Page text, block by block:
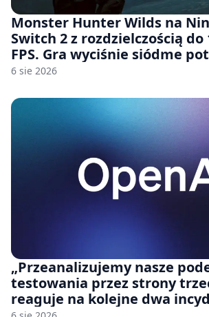
Monster Hunter Wilds na
Switch 2 z rozdzielczością do
FPS. Gra wyciśnie siódme
6 sie 2026
„Przeanalizujemy nasze
testowania przez strony
reaguje na kolejne dwa